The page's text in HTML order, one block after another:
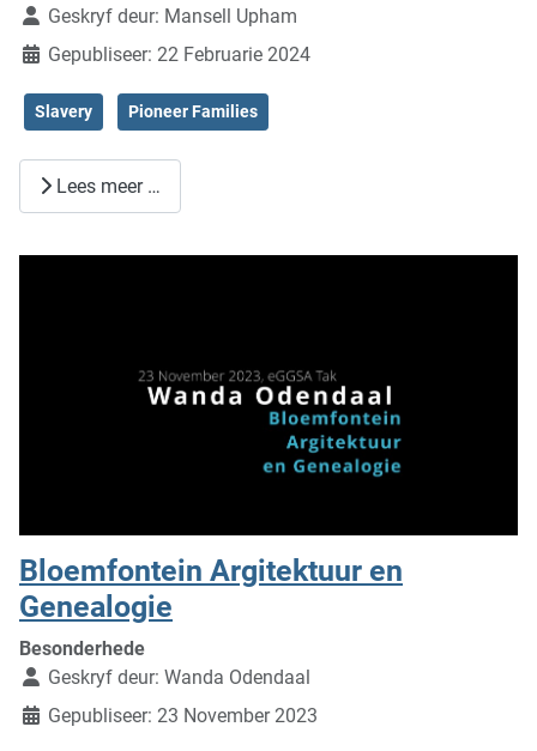
Geskryf deur: Mansell Upham
Gepubliseer: 22 Februarie 2024
Slavery Pioneer Families
Lees meer …
Bloemfontein Argitektuur en
Genealogie
Besonderhede
Geskryf deur: Wanda Odendaal
Gepubliseer: 23 November 2023